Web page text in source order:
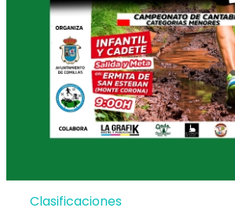
Clasificaciones